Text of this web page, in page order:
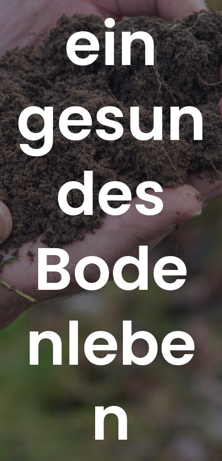
ein
gesun
des
Bode
nlebe
n